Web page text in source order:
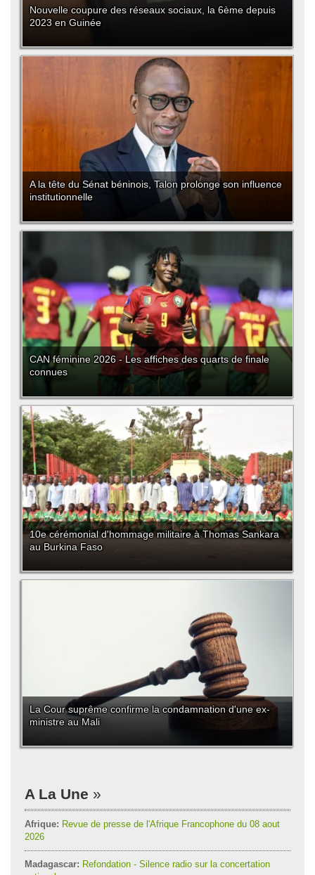
Nouvelle coupure des réseaux sociaux, la 6ème depuis
2023 en Guinée
A la tête du Sénat béninois, Talon prolonge son influence
institutionnelle
CAN féminine 2026 - Les affiches des quarts de finale
connues
10e cérémonial d'hommage militaire à Thomas Sankara
au Burkina Faso
La Cour suprême confirme la condamnation d'une ex-
ministre au Mali
A La Une
Afrique: Revue de presse de l'Afrique Francophone du 08 aout
2026
Madagascar: Refondation - Silence radio sur la concertation